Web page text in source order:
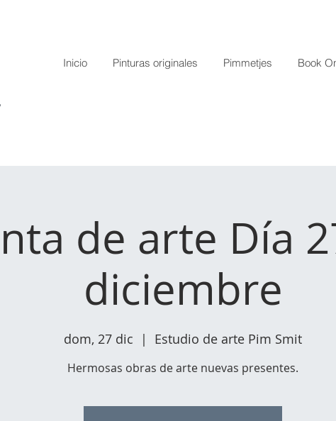
Inicio Pinturas originales Pimmetjes Book
de arte Día
diciembre
dom, 27 dic
  |
Estudio de arte Pim Smit
Hermosas obras de arte nuevas presentes.